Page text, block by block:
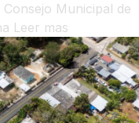
Municipal de
Leer mas